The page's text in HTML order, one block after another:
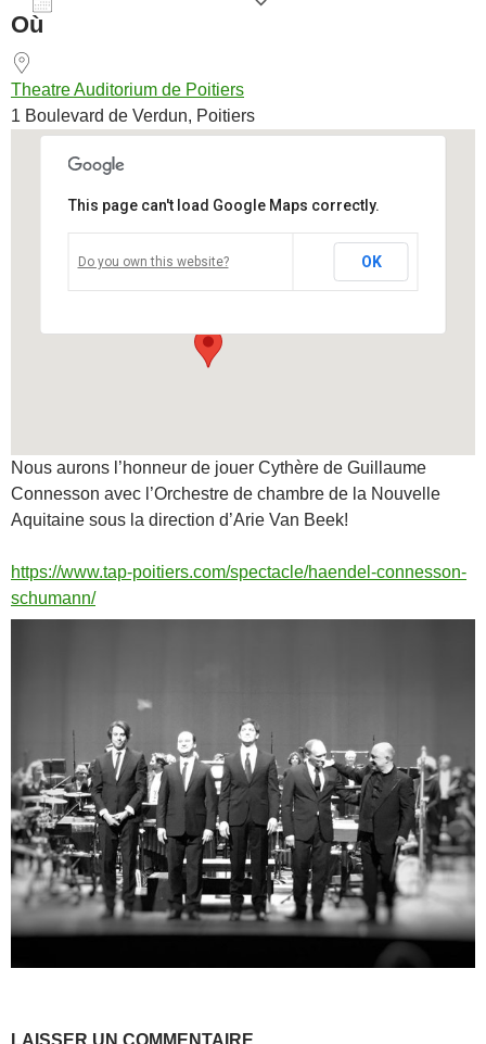
Où
Theatre Auditorium de Poitiers
1 Boulevard de Verdun, Poitiers
1 Boulevard de Verdun - Poitiers
Voir Évènements
This page can't load Google Maps correctly.
Do you own this website? OK
Nous aurons l’honneur de jouer Cythère de Guillaume
Connesson avec l’Orchestre de chambre de la Nouvelle
Aquitaine sous la direction d’Arie Van Beek!
https://www.tap-poitiers.com/spectacle/haendel-connesson-
schumann/